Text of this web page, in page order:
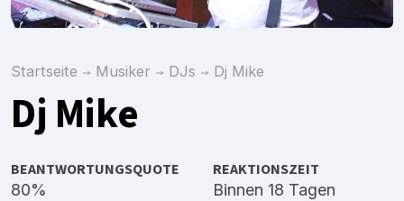
Startseite Musiker DJs Dj Mike
Dj Mike
BEANTWORTUNGSQUOTE
80%
REAKTIONSZEIT
Binnen 18 Tagen